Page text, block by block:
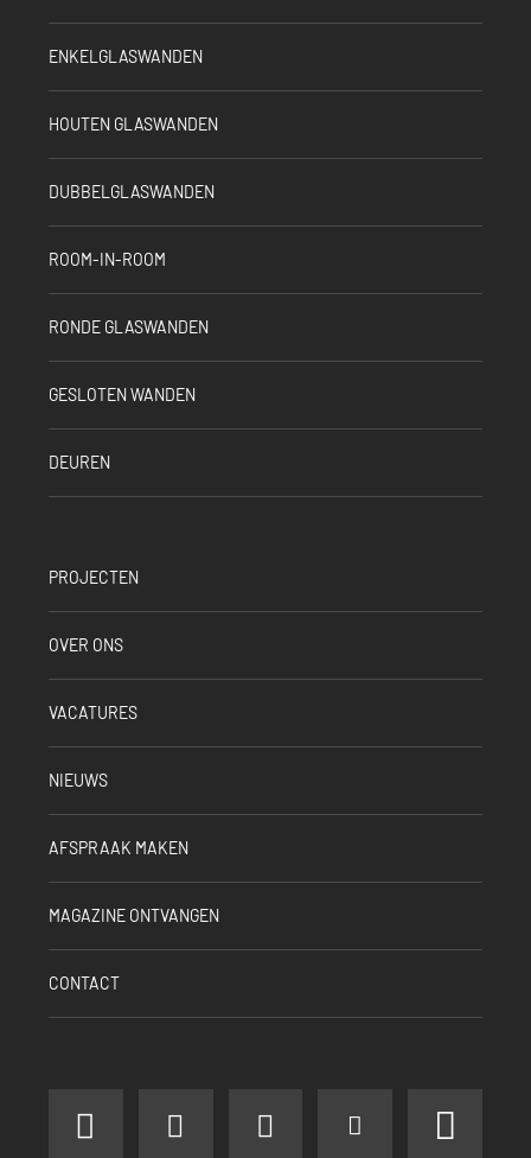
ENKELGLASWANDEN
HOUTEN GLASWANDEN
DUBBELGLASWANDEN
ROOM-IN-ROOM
RONDE GLASWANDEN
GESLOTEN WANDEN
DEUREN
PROJECTEN
OVER ONS
VACATURES
NIEUWS
AFSPRAAK MAKEN
MAGAZINE ONTVANGEN
CONTACT